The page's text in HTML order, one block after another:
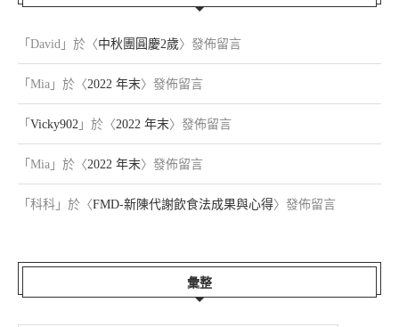
「 David 」於〈中秋團圓慶2歲〉發佈留言
「 Mia 」於〈2022 年末〉發佈留言
「 Vicky902 」於〈2022 年末〉發佈留言
「 Mia 」於〈2022 年末〉發佈留言
「 科科 」於〈FMD-新陳代謝飲食法成果與心得〉發佈留言
彙整